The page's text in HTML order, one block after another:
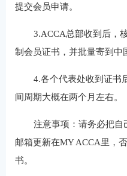
提交会员申请。
3.ACCA总部收到后，
制会员证书，并批量寄到中
4.各个代表处收到证书
间周期大概在两个月左右。
注意事项：请务必把自
邮箱更新在MY ACCA里，
书。